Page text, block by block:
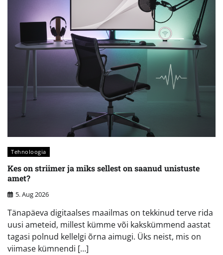
Tehnoloogia
Kes on striimer ja miks sellest on saanud unistuste
amet?
5. Aug 2026
Tänapäeva digitaalses maailmas on tekkinud terve rida
uusi ameteid, millest kümme või kakskümmend aastat
tagasi polnud kellelgi õrna aimugi. Üks neist, mis on
viimase kümnendi […]